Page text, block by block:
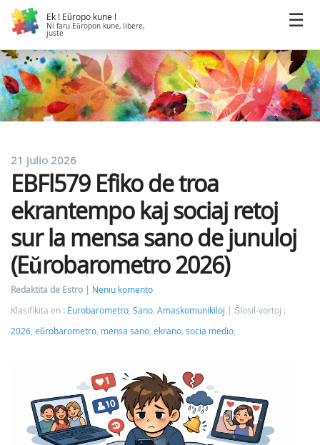
Ek ! Eŭropo kune !
Ni faru Eŭropon kune, libere,
juste
21 julio 2026
EBFl579 Efiko de troa
ekrantempo kaj sociaj retoj
sur la mensa sano de junuloj
(Eŭrobarometro 2026)
Redaktita de Estro
Neniu komento
Klasifikita en : Eurobarometro, Sano, Amaskomunikiloj
Ŝlosil-vortoj :
2026, eŭrobarometro, mensa sano, ekrano, socia medio,